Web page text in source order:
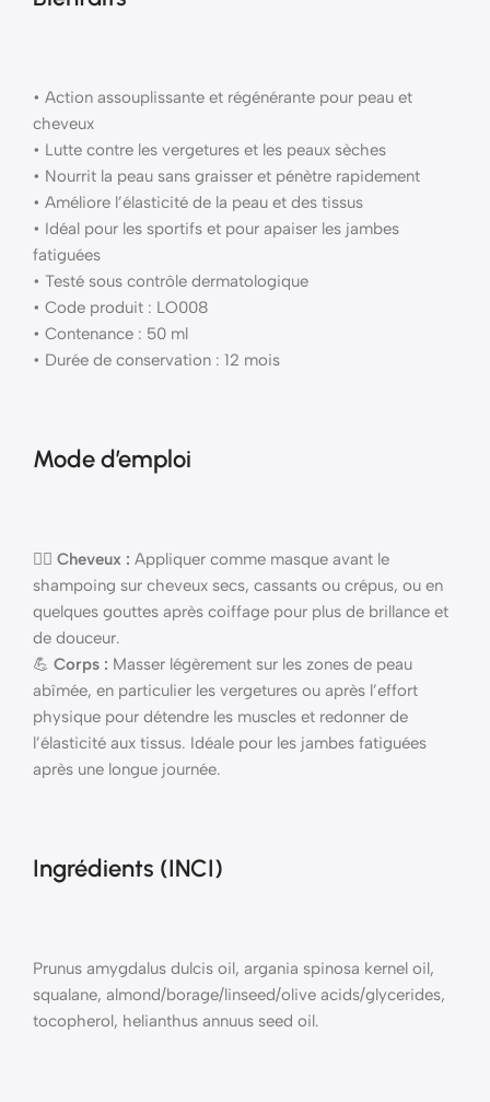
• Action assouplissante et régénérante pour peau et
cheveux
• Lutte contre les vergetures et les peaux sèches
• Nourrit la peau sans graisser et pénètre rapidement
• Améliore l’élasticité de la peau et des tissus
• Idéal pour les sportifs et pour apaiser les jambes
fatiguées
• Testé sous contrôle dermatologique
• Code produit : LO008
• Contenance : 50 ml
• Durée de conservation : 12 mois
Mode d’emploi
💆‍♀️ Cheveux : Appliquer comme masque avant le
shampoing sur cheveux secs, cassants ou crépus, ou en
quelques gouttes après coiffage pour plus de brillance et
de douceur.
💪 Corps : Masser légèrement sur les zones de peau
abîmée, en particulier les vergetures ou après l’effort
physique pour détendre les muscles et redonner de
l’élasticité aux tissus. Idéale pour les jambes fatiguées
après une longue journée.
Ingrédients (INCI)
Prunus amygdalus dulcis oil, argania spinosa kernel oil,
squalane, almond/borage/linseed/olive acids/glycerides,
tocopherol, helianthus annuus seed oil.